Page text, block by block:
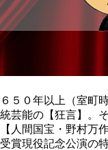
６５０年以上（室町
統芸能の【狂言】。
【人間国宝・野村万
受賞現役記念公演の